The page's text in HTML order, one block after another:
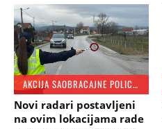
AKCIJA SAOBRACAJNE POLICIJE
Novi radari postavljeni
na ovim lokacijama rade